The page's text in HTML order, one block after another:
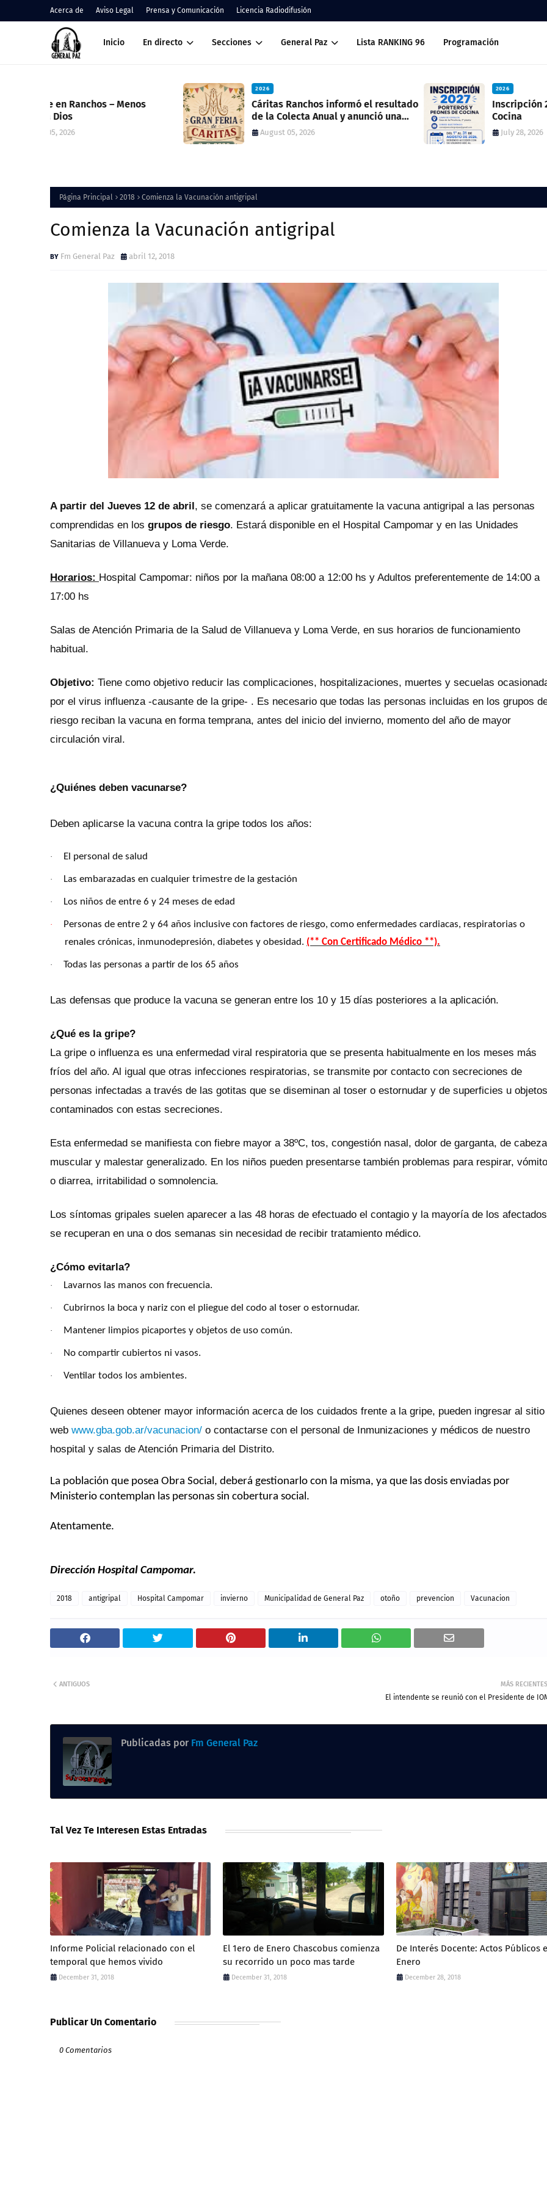
Acerca de Aviso Legal Prensa y Comunicación Licencia Radiodifusión
Inicio En directo Secciones General Paz Lista RANKING 96 Programación
Cáritas Ranchos informó el resultado
de la Colecta Anual y anunció una
nueva feria solidaria
Inscripción 2027 Porteros y Peones de
Cocina
Página Principal 2018 Comienza la Vacunación antigripal
Comienza la Vacunación antigripal
Fm General Paz abril 12, 2018
A partir del Jueves 12 de abril, se comenzará a aplicar gratuitamente la vacuna antigripal a las personas
comprendidas en los grupos de riesgo. Estará disponible en el Hospital Campomar y en las Unidades
Sanitarias de Villanueva y Loma Verde.
Horarios: Hospital Campomar: niños por la mañana 08:00 a 12:00 hs y Adultos preferentemente de 14:00 a
17:00 hs
Salas de Atención Primaria de la Salud de Villanueva y Loma Verde, en sus horarios de funcionamiento
habitual.
Objetivo: Tiene como objetivo reducir las complicaciones, hospitalizaciones, muertes y secuelas
por el virus influenza -causante de la gripe- . Es necesario que todas las personas incluidas en los grupos
riesgo reciban la vacuna en forma temprana, antes del inicio del invierno, momento del año de mayor
circulación viral.
¿Quiénes deben vacunarse?
Deben aplicarse la vacuna contra la gripe todos los años:
· El personal de salud
· Las embarazadas en cualquier trimestre de la gestación
· Los niños de entre 6 y 24 meses de edad
·
Personas de entre 2 y 64 años inclusive con factores de riesgo, como enfermedades cardiacas, respiratorias o
renales crónicas, inmunodepresión, diabetes y obesidad. (** Con Certificado Médico **).
· Todas las personas a partir de los 65 años
Las defensas que produce la vacuna se generan entre los 10 y 15 días posteriores a la aplicación.
¿Qué es la gripe?
La gripe o influenza es una enfermedad viral respiratoria que se presenta habitualmente en los meses más
fríos del año. Al igual que otras infecciones respiratorias, se transmite por contacto con secreciones de
personas infectadas a través de las gotitas que se diseminan al toser o estornudar y de superficies u objetos
contaminados con estas secreciones.
Esta enfermedad se manifiesta con fiebre mayor a 38ºC, tos, congestión nasal, dolor de garganta, de
muscular y malestar generalizado. En los niños pueden presentarse también problemas para respirar,
o diarrea, irritabilidad o somnolencia.
Los síntomas gripales suelen aparecer a las 48 horas de efectuado el contagio y la mayoría de los afectados
se recuperan en una o dos semanas sin necesidad de recibir tratamiento médico.
¿Cómo evitarla?
· Lavarnos las manos con frecuencia.
· Cubrirnos la boca y nariz con el pliegue del codo al toser o estornudar.
· Mantener limpios picaportes y objetos de uso común.
· No compartir cubiertos ni vasos.
· Ventilar todos los ambientes.
Quienes deseen obtener mayor información acerca de los cuidados frente a la gripe, pueden ingresar al sitio
web www.gba.gob.ar/vacunacion/ o contactarse con el personal de Inmunizaciones y médicos de nuestro
hospital y salas de Atención Primaria del Distrito.
La población que posea Obra Social, deberá gestionarlo con la misma, ya que las dosis enviadas por
Ministerio contemplan las personas sin cobertura social.
Atentamente.
Dirección Hospital Campomar.
2018 antigripal Hospital Campomar invierno Municipalidad de General Paz otoño prevencion Vacunacion
MÁS RECIENTES
El intendente se reunió con el Presidente de
ANTIGUOS
Publicadas por Fm General Paz
Tal Vez Te Interesen Estas Entradas
Informe Policial relacionado con el
temporal que hemos vivido
December 31, 2018
El 1ero de Enero Chascobus comienza
su recorrido un poco mas tarde
December 31, 2018
De Interés Docente: Actos Públicos
Enero
December 28, 2018
Publicar Un Comentario
0 Comentarios